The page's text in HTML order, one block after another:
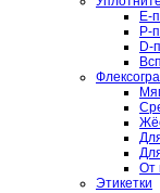
E-
P-
D-
От
Этикетки